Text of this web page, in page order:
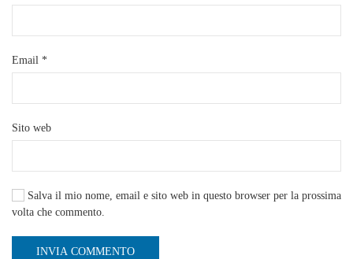
Email *
Sito web
Salva il mio nome, email e sito web in questo browser per la prossima
volta che commento.
INVIA COMMENTO